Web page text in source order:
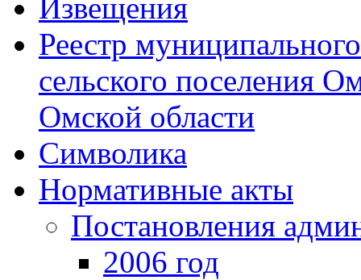
Извещения
Реестр
сельского поселения
Омской области
Символика
Нормативные акты
Постановления
2006 год